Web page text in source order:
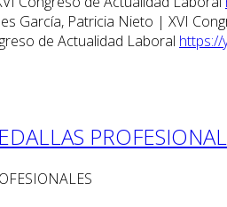
García, Patricia Nieto | XVI
de Actualidad Laboral https://